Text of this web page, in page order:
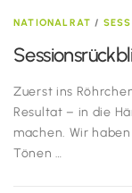
NATIONALRAT /
Zuerst ins
Resultat – in die
machen. Wir
Tönen …